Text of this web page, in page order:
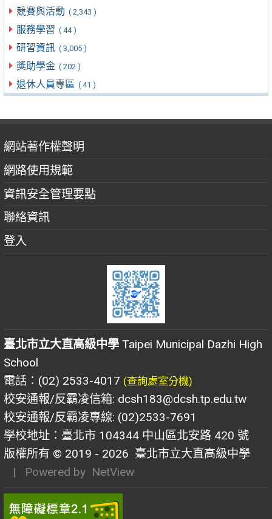
競賽與活動 ( 2,343 )
服務學習 ( 44 )
研習資訊 ( 3,005 )
獎助學金 ( 202 )
退休人員專區 ( 41 )
網站著作權聲明
網路使用規範
資訊安全管理要點
聯絡資訊
登入
臺北市立大直高級中學 Taipei Municipal Dazhi High
School
電話：(02) 2533-4017 (查詢處室分機)
校安通報/反霸凌信箱: dcsh183@dcsh.tp.edu.tw
校安通報/反霸凌專線: (02)2533-7691
學校地址：臺北市 104344 中山區北安路 420 號
版權所有 © 2019 - 2026 臺北市立大直高級中學
| Powered by NetView